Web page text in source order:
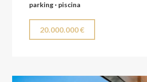
parking · piscina
20.000.000 €